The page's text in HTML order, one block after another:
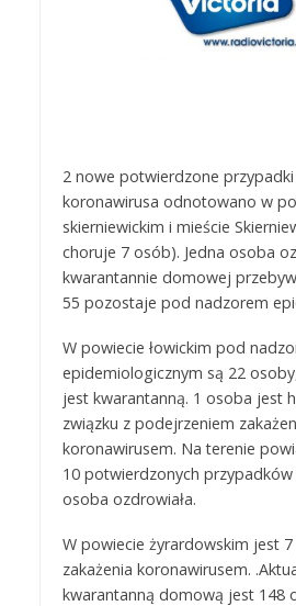
2 nowe potwierdzone
koronawirusa odnotowano w
skierniewickim i mieście
choruje 7 osób). Jedna osoba
kwarantannie domowej
55 pozostaje pod nadzorem
W powiecie łowickim pod
epidemiologicznym są 22
jest kwarantanną. 1 osoba jest
związku z podejrzeniem
koronawirusem. Na terenie
10 potwierdzonych przypadków
osoba ozdrowiała.
W powiecie żyrardowskim jest
zakażenia koronawirusem.
kwarantanną domową jest 148